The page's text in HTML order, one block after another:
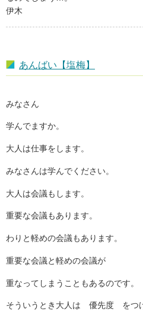
伊木
あんばい【塩梅】
みなさん
学んでますか。
大人は仕事をします。
みなさんは学んでください。
大人は会議もします。
重要な会議もあります。
わりと軽めの会議もあります。
重要な会議と軽めの会議が
重なってしまうこともあるのです。
そういうとき大人は 優先度 をつ